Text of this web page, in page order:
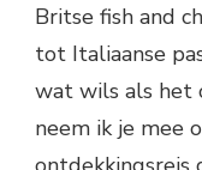
Britse fish and
tot Italiaanse
wat wils als het
neem ik je mee